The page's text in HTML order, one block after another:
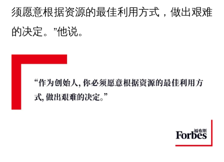
须愿意根据资源的最佳利用方式，做出艰难
的决定。”他说。